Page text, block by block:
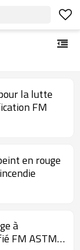
la lutte
FM
en rouge
à
FM ASTM